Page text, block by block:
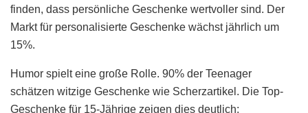
finden, dass persönliche Geschenke wertvoller sind. Der
Markt für personalisierte Geschenke wächst jährlich um
15%.
Humor spielt eine große Rolle. 90% der Teenager
schätzen witzige Geschenke wie Scherzartikel. Die Top-
Geschenke für 15-Jährige zeigen dies deutlich: